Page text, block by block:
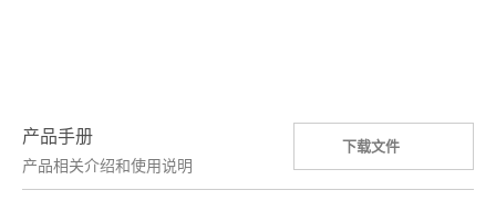
产品手册
产品相关介绍和使用说明
下载文件